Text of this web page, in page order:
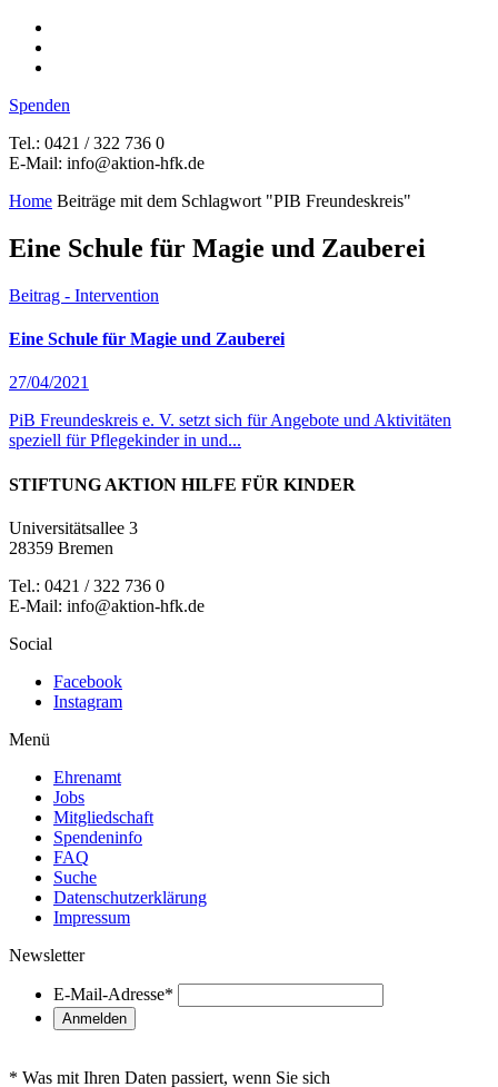
Spenden
Tel.: 0421 / 322 736 0
E-Mail: info@aktion-hfk.de
Home Beiträge mit dem Schlagwort "PIB Freundeskreis"
Eine Schule für Magie und Zauberei
Beitrag - Intervention
Eine Schule für Magie und Zauberei
27/04/2021
PiB Freundeskreis e. V. setzt sich für Angebote und Aktivitäten
speziell für Pflegekinder in und...
STIFTUNG AKTION HILFE FÜR KINDER
Universitätsallee 3
28359 Bremen
Tel.: 0421 / 322 736 0
E-Mail: info@aktion-hfk.de
Social
Facebook
Instagram
Menü
Ehrenamt
Jobs
Mitgliedschaft
Spendeninfo
FAQ
Suche
Datenschutzerklärung
Impressum
Newsletter
E-Mail-Adresse*
* Was mit Ihren Daten passiert, wenn Sie sich